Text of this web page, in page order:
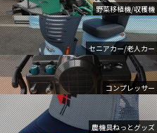
野菜移植機/収穫機
セニアカー/老人カー
コンプレッサー
農機具ねっとグッズ